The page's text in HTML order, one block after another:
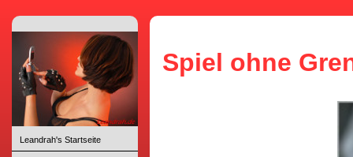
Leandrah's Startseite
Spiel ohne